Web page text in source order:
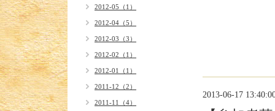
2013-06-17
2012-05（1）
2012-04（5）
2012-03（3）
2012-02（1）
2012-01（1）
2011-12（2）
2011-11（4）